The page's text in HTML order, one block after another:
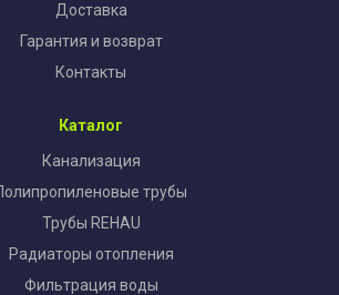
Доставка
Гарантия и возврат
Контакты
Каталог
Канализация
трубы
Трубы REHAU
Радиаторы отопления
Фильтрация воды